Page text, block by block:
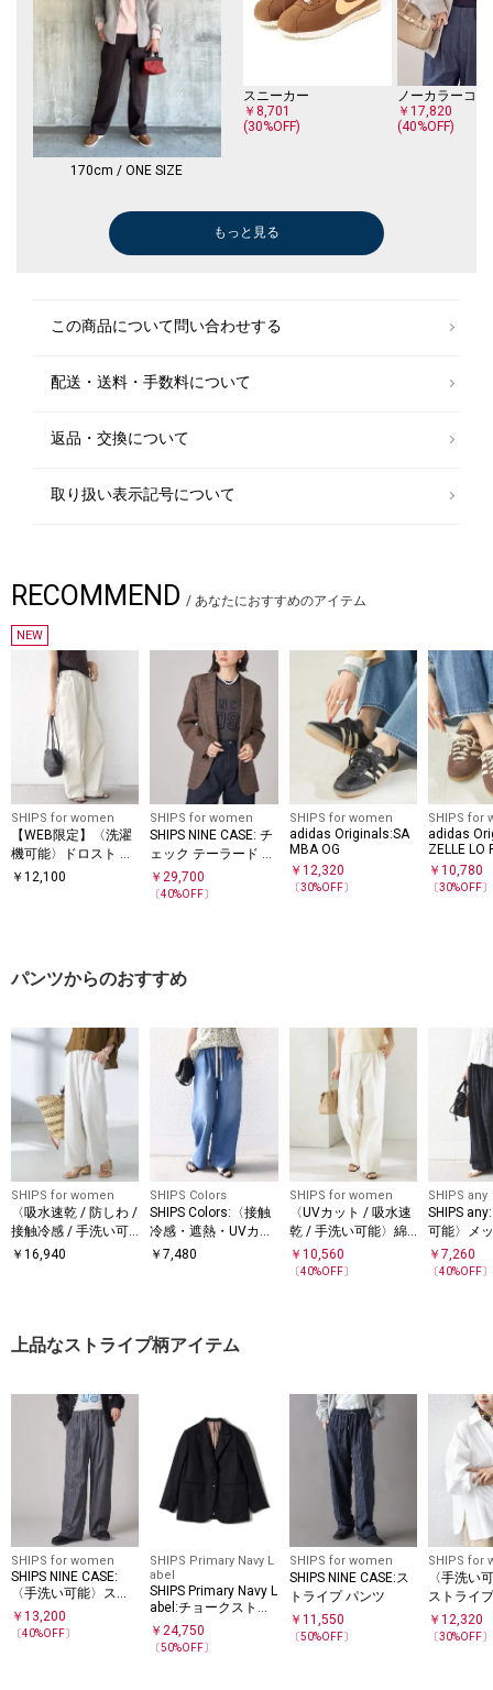
170cm / ONE SIZE
スニーカー
￥8,701
(30%OFF)
ノーカラーコー
￥17,820
(40%OFF)
トートバッグ
Tシャツ/カットソー
シャツ
Tシャツ/カットソー
ボストンバッグ
パーカー
トートバッグ
ハンドバッグ
メガネ/サングラス
Tシャツ/カットソー
Tシャツ/カットソー
もっと見る
この商品について問い合わせする
配送・送料・手数料について
返品・交換について
取り扱い表示記号について
RECOMMEND / あなたにおすすめのアイテム
NEW
SHIPS for women
【WEB限定】〈洗濯
機可能〉ドロスト ベ
イカー パンツ
￥ 12,100
SHIPS for women
SHIPS NINE CASE: チ
ェック テーラード ジ
ャケット
￥29,700
〔40%OFF〕
SHIPS for women
adidas Originals:SA
MBA OG
￥ 12,320
〔30%OFF〕
SHIPS for
adidas
ZELLE LO
￥10,780
〔30%OFF〕
パンツからのおすすめ
SHIPS for women
〈吸水速乾 / 防しわ /
接触冷感 / 手洗い可
能〉ツイル ドロスト
￥ 16,940
SHIPS Colors
SHIPS Colors:〈接触
冷感・遮熱・UVカッ
ト〉ファンクション
￥7,480
SHIPS for women
〈UVカット / 吸水速
乾 / 手洗い可能〉綿
麻混 オックス 2タッ
ク ストレート パンツ
￥ 10,560
〔40%OFF〕
SHIPS any
SHIPS
可能〉メ
カード イ
ド パンツ
￥7,260
〔40%OFF〕
上品なストライプ柄アイテム
SHIPS for women
SHIPS NINE CASE:
〈手洗い可能〉スト
ライプ イージー パン
ツ
￥ 13,200
〔40%OFF〕
SHIPS Primary Navy L
abel
SHIPS Primary Navy L
abel:チョークストラ
イプ ビッグ ジャケッ
ト（セットアップ対
￥24,750
〔50%OFF〕
SHIPS for women
SHIPS NINE CASE:ス
トライプ パンツ
￥ 11,550
〔50%OFF〕
SHIPS for
〈手洗い
ストライ
リット ス
ットン シ
￥12,320
〔30%OFF〕